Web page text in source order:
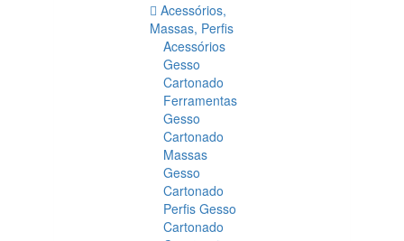
Acessórios,
Massas, Perfis
Acessórios
Gesso
Cartonado
Ferramentas
Gesso
Cartonado
Massas
Gesso
Cartonado
Perfis Gesso
Cartonado